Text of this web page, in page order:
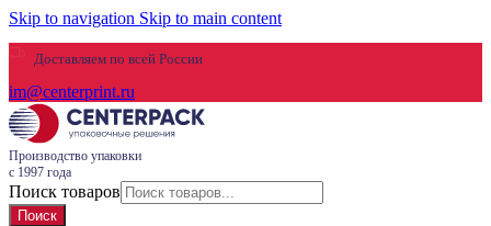
Skip to navigation Skip to main content
Доставляем по всей России
im@centerprint.ru
Производство упаковки
с 1997 года
Поиск товаров
Поиск